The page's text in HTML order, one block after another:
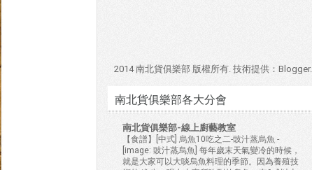
2014 南北貨俱樂部 版權所有. 技術提供： Blogger.
南北貨俱樂部各大分會
南北貨俱樂部-線上廚藝教室
【食譜】[中式] 烏魚10吃之二-豉汁蒸烏魚 -
[image: 豉汁蒸烏魚] 每年歲末天氣變冷的時候，
就是大家可以大啖烏魚料理的季節。因為養殖技